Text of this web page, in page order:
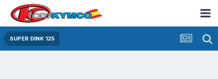
SUPER DINK 125